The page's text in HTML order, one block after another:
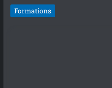
Formations